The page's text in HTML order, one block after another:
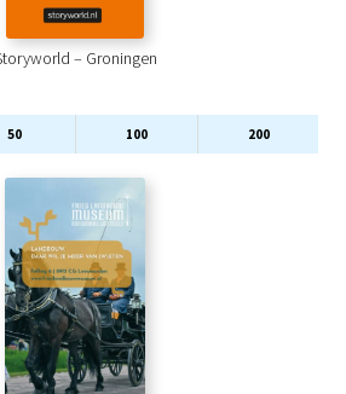
– Groningen
50 100 200